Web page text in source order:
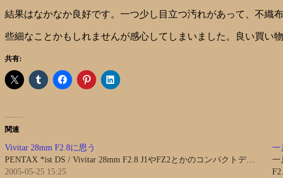
結果はなかなか良好です。一つ少し目立つ汚れがあって、不織
些細なことかもしれませんが感心してしまいました。良い買い
共有:
関連
Vivitar 28mm F2.8に思う
PENTAX *ist DS / Vivitar 28mm F2.8 J1やFZ2とかのコンパクトデ…
2005-05-25 15:25
一
一